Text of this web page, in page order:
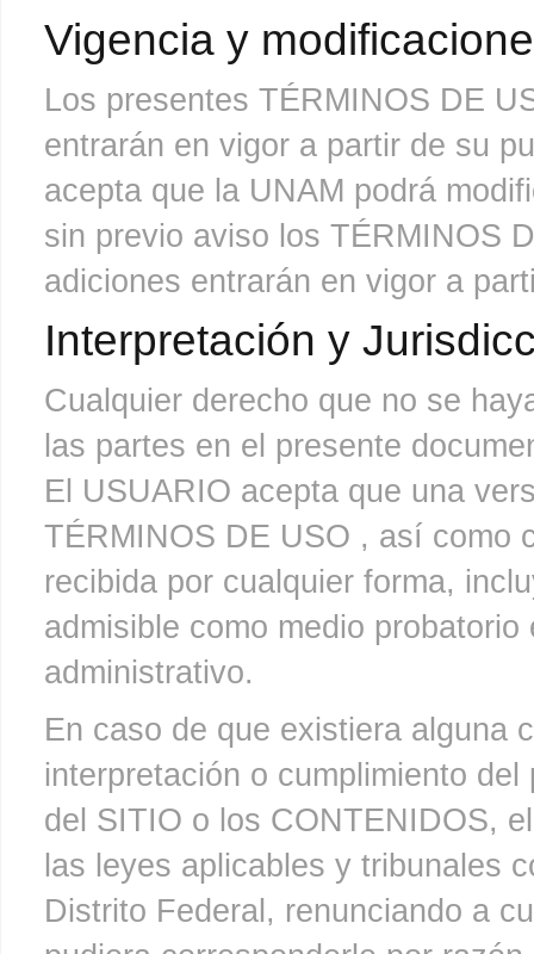
Vigencia y
Los presentes TÉRMINOS DE
entrarán en vigor a partir de su
acepta que la UNAM podrá
sin previo aviso los TÉRMINOS
adiciones entrarán en vigor a
Interpretación y
Cualquier derecho que no se
las partes en el presente
El USUARIO acepta que una
TÉRMINOS DE USO , así como
recibida por cualquier forma,
admisible como medio
administrativo.
En caso de que existiera alguna
interpretación o cumplimiento
del SITIO o los CONTENIDOS,
las leyes aplicables y tribunales
Distrito Federal, renunciando a